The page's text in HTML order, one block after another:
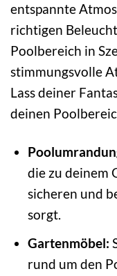
entspannte
richtigen
Poolbereich in
stimmungsvolle
Lass deiner
deinen
die zu deinem
sicheren und
sorgt.
Gartenmöbel:
rund um den